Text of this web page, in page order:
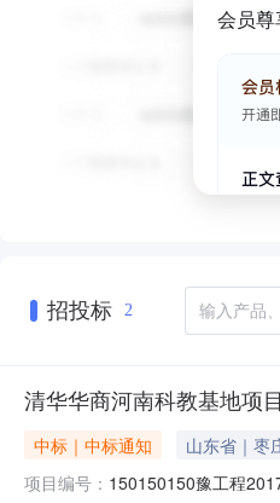
会员
招投标 2
清华华商河南科教基地项
中标｜中标通知
山东省｜枣
项目编号： 150150150豫工程